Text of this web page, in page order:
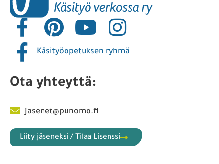
Käsityöopetuksen ryhmä
Ota yhteyttä:
jasenet@punomo.fi
Liity jäseneksi / Tilaa Lisenssi